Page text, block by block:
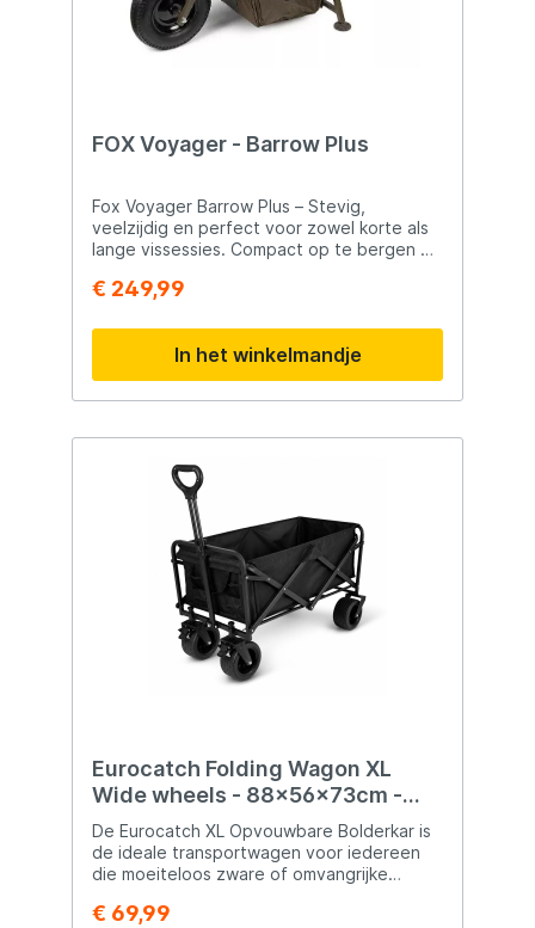
FOX Voyager - Barrow Plus
Fox Voyager Barrow Plus – Stevig,
veelzijdig en perfect voor zowel korte als
lange vissessies. Compact op te bergen en
hoogwaardig stalen frame Verstelbare
Pneumatische wielen met lagers en
gemakkelijk te verwijderen Ergonomische
handgrepen en brede moddervoeten voor
extra grip Afneembare draagtas met zij- en
gewicht: Gebruikslengte: 94cm
Gebruiksbreedte: 66–91cm Gewicht:
Ingepakt gewicht: 21kg
€ 249,99
In het winkelmandje
Eurocatch Folding Wagon XL
Wide wheels - 88x56x73cm -
Black
De Eurocatch XL Opvouwbare Bolderkar is
de ideale transportwagen voor iedereen
die moeiteloos zware of omvangrijke
stalen frame, het slijtvaste 600D Oxford
€ 69,99